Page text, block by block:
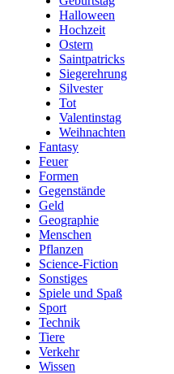
Halloween
Hochzeit
Ostern
Saintpatricks
Siegerehrung
Silvester
Tot
Valentinstag
Weihnachten
Fantasy
Feuer
Formen
Gegenstände
Geld
Geographie
Menschen
Pflanzen
Science-Fiction
Sonstiges
Spiele und Spaß
Sport
Technik
Tiere
Verkehr
Wissen